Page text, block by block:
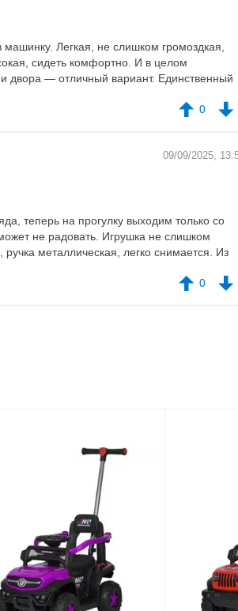
Легкая, не слишком громоздкая,
сидеть комфортно. И в целом
двора — отличный вариант. Единственный
0
09/09/2025,
теперь на прогулку выходим только со
не радовать. Игрушка не слишком
металлическая, легко снимается. Из
0